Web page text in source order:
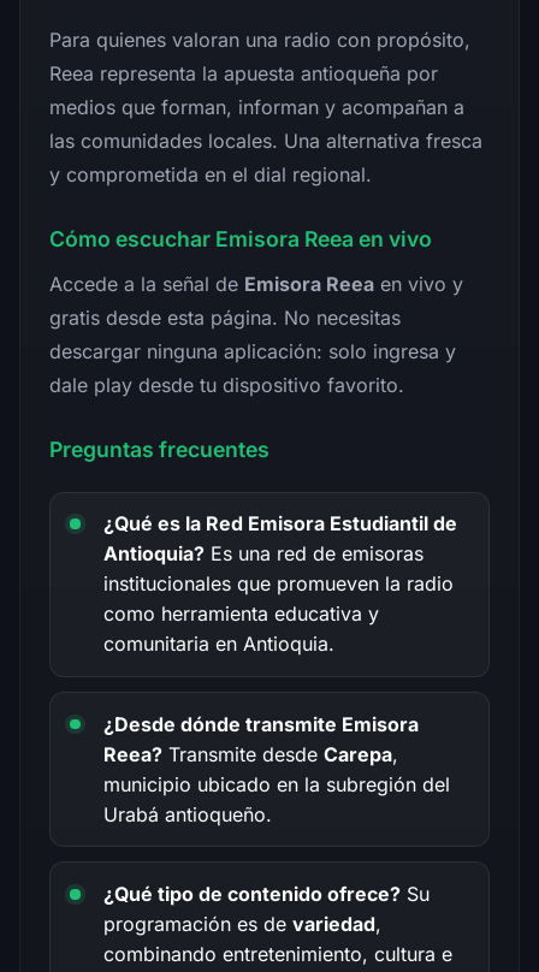
Para quienes valoran una radio con propósito,
Reea representa la apuesta antioqueña por
medios que forman, informan y acompañan a
las comunidades locales. Una alternativa fresca
y comprometida en el dial regional.
Cómo escuchar Emisora Reea en vivo
Accede a la señal de Emisora Reea en vivo y
gratis desde esta página. No necesitas
descargar ninguna aplicación: solo ingresa y
dale play desde tu dispositivo favorito.
Preguntas frecuentes
¿Qué es la Red Emisora Estudiantil de
Antioquia? Es una red de emisoras
institucionales que promueven la radio
como herramienta educativa y
comunitaria en Antioquia.
¿Desde dónde transmite Emisora
Reea? Transmite desde Carepa,
municipio ubicado en la subregión del
Urabá antioqueño.
¿Qué tipo de contenido ofrece? Su
programación es de variedad,
combinando entretenimiento, cultura e